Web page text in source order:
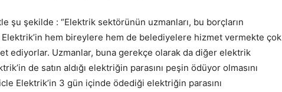
şu şekilde : “Elektrik sektörünün uzmanları, bu borçların
hem bireylere hem de belediyelere hizmet vermekte çok
ediyorlar. Uzmanlar, buna gerekçe olarak da diğer elektrik
de satın aldığı elektriğin parasını peşin ödüyor olmasını
Elektrik’in 3 gün içinde ödediği elektriğin parasını